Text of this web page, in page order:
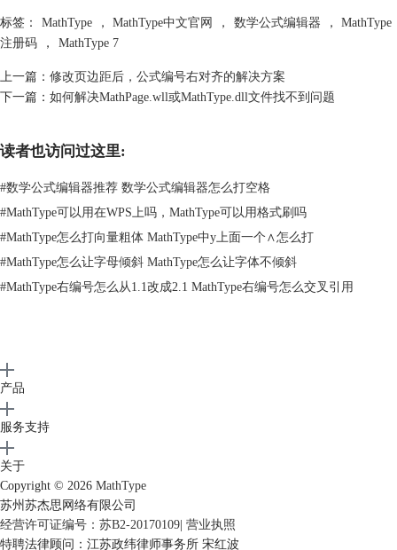
标签： MathType ， MathType中文官网 ， 数学公式编辑器 ，
MathType
注册码
， MathType 7
上一篇： 修改页边距后，公式编号右对齐的解决方案
下一篇： 如何解决MathPage.wll或MathType.dll文件找不到问题
读者也访问过这里:
#数学公式编辑器推荐 数学公式编辑器怎么打空格
#MathType可以用在WPS上吗，MathType可以用格式刷吗
#MathType怎么打向量粗体 MathType中y上面一个∧怎么打
#MathType怎么让字母倾斜 MathType怎么让字体不倾斜
#MathType右编号怎么从1.1改成2.1 MathType右编号怎么交叉引用
产品
服务支持
关于
Copyright © 2026 MathType
苏州苏杰思网络有限公司
经营许可证编号：苏B2-20170109 营业执照
特聘法律顾问：江苏政纬律师事务所 宋红波